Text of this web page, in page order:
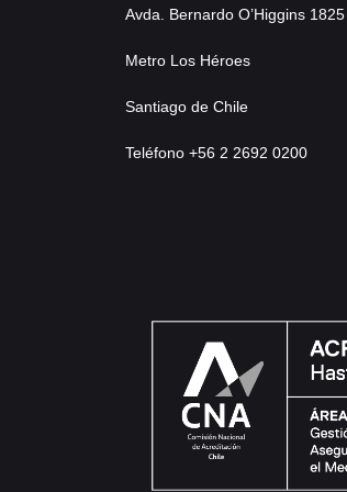
Avda. Bernardo O’Higgins 1825
Metro Los Héroes
Santiago de Chile
Teléfono +56 2 2692 0200